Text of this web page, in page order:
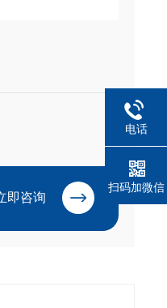
即咨询
电话
扫码加微信